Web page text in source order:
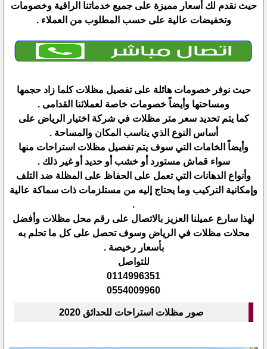
حيث نقدم لك أسعار مميزة على جميع خدماتنا الراقية وخصومات
وتخفيضات عالية على حسب المطلوب من العملاء .
حيث نوفر خصومات هائلة على تفصيل مظلات كلما زاد حجمها
ومساحتها وأيضاً خصومات خاصة لعملائنا القدامى .
كما يتم تحديد سعر متر مظلات في شركة اختيار الرياض على
أساس النوع الذي يناسب المكان والمساحة .
وأيضاً الخامات التي سوف يتم تفصيل مظلات استراحات منها
سواء قماش مستورد أو خشب أو حديد أو غير ذلك .
وأنواع الدهانات التي تعمل على الحفاظ على المظلة ضد التلف
وإمكانية التركيب وما يحتاج إليه من مستلزمات ذات سماكة عالية
.
لهذا سارع عميلنا العزيز بالاتصال على رقم محل مظلات وأفضل
محلات مظلات في الرياض وسوف تحصل على كل ما تحلم به
بأسعار رخيصة .
للتواصل
0114996351
0554009960
صور مظلات استراحات للحدائق 2020